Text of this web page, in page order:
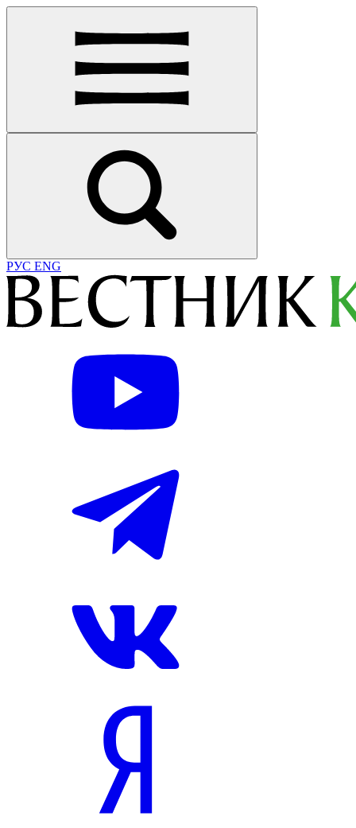
РУС ENG